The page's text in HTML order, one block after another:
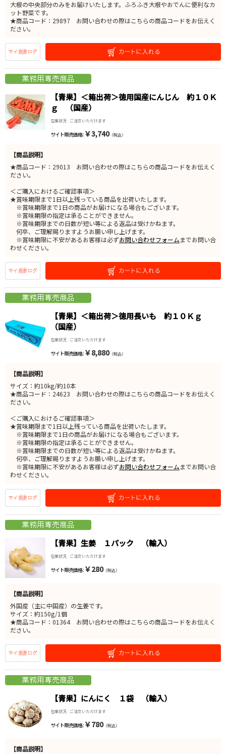
大根の中央部分のみをお届けいたします。ふろふき大根やおでんに便利なカ
ット野菜です。
★商品コード：29897 お問い合わせの際はこちらの商品コードをお伝えく
ださい。
【青果】＜箱出荷＞徳用国産にんじん 約１０Ｋ
ｇ （国産）
在庫状況 : ご注文いただけます
サイト販売価格 : ￥3,740（税込）
【商品説明】
★商品コード：29013 お問い合わせの際はこちらの商品コードをお伝えく
ださい。
＜ご購入におけるご確認事項＞
★賞味期限まで1日以上残っている商品を出荷いたします。
※賞味期限まで1日の商品がお届けになる場合もございます。
※賞味期限の指定は承ることができません。
※賞味期限までの日数が短い等による返品は受けかねます。
何卒、ご理解賜りますようお願い申し上げます。
※賞味期限に不安があるお客様は必ずお問い合わせフォームまでお問い合
わせください。
【青果】＜箱出荷＞徳用長いも 約１０Ｋｇ
（国産）
在庫状況 : ご注文いただけます
サイト販売価格 : ￥8,880（税込）
【商品説明】
サイズ：約10kg/約10本
★商品コード：24623 お問い合わせの際はこちらの商品コードをお伝えく
ださい。
＜ご購入におけるご確認事項＞
★賞味期限まで1日以上残っている商品を出荷いたします。
※賞味期限まで1日の商品がお届けになる場合もございます。
※賞味期限の指定は承ることができません。
※賞味期限までの日数が短い等による返品は受けかねます。
何卒、ご理解賜りますようお願い申し上げます。
※賞味期限に不安があるお客様は必ずお問い合わせフォームまでお問い合
わせください。
【青果】生姜 １パック （輸入）
在庫状況 : ご注文いただけます
サイト販売価格 : ￥280（税込）
【商品説明】
外国産（主に中国産）の生姜です。
サイズ：約150g/1個
★商品コード：01364 お問い合わせの際はこちらの商品コードをお伝えく
ださい。
【青果】にんにく １袋 （輸入）
在庫状況 : ご注文いただけます
サイト販売価格 : ￥780（税込）
【商品説明】